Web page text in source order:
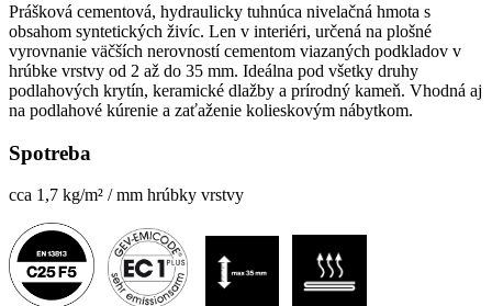
Prášková cementová, hydraulicky tuhnúca nivelačná hmota s
obsahom syntetických živíc. Len v interiéri, určená na plošné
vyrovnanie väčších nerovností cementom viazaných podkladov v
hrúbke vrstvy od 2 až do 35 mm. Ideálna pod všetky druhy
podlahových krytín, keramické dlažby a prírodný kameň. Vhodná aj
na podlahové kúrenie a zaťaženie kolieskovým nábytkom.
Spotreba
​cca 1,7 kg/m² / mm hrúbky vrstvy